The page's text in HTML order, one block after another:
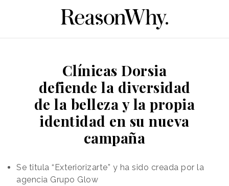
Clínicas Dorsia
defiende la diversidad
de la belleza y la propia
identidad en su nueva
campaña
Se titula “Exteriorizarte” y ha sido creada por la
agencia Grupo Glow